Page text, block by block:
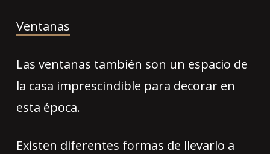
Ventanas
Las ventanas también son un espacio de
la casa imprescindible para decorar en
esta época.
Existen diferentes formas de llevarlo a